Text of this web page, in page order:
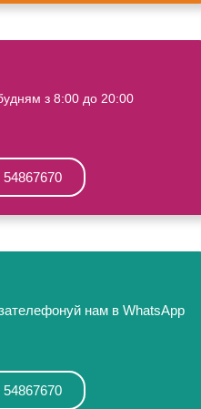
з 8:00 до 20:00
нам в WhatsApp